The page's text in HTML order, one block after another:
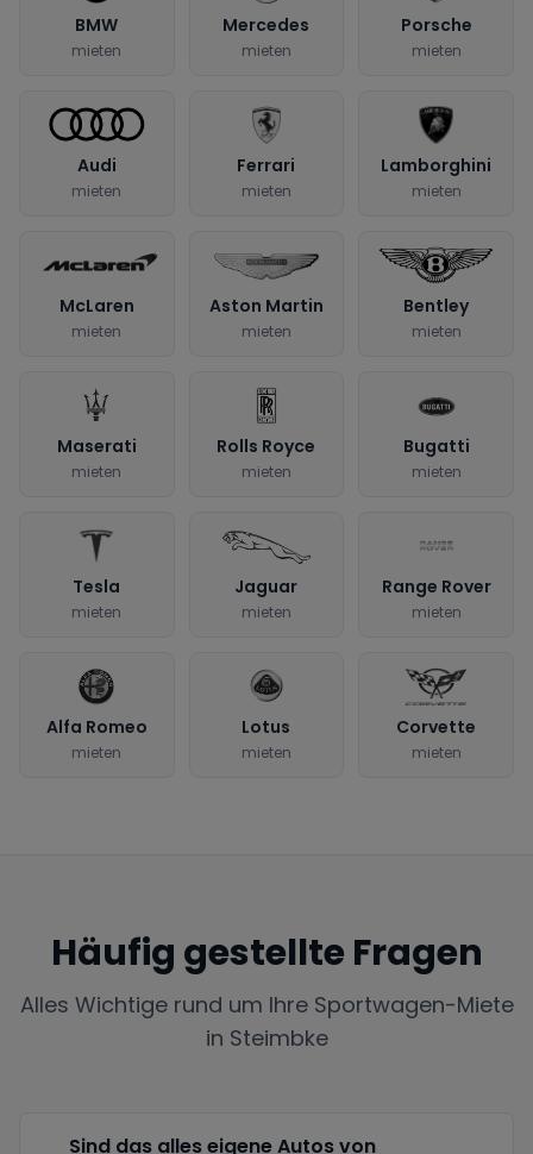
BMW
mieten
Mercedes
mieten
Porsche
mieten
Audi
mieten
Ferrari
mieten
Lamborghini
mieten
McLaren
mieten
Aston Martin
mieten
Bentley
mieten
Maserati
mieten
Rolls Royce
mieten
Bugatti
mieten
Tesla
mieten
Jaguar
mieten
Range Rover
mieten
Alfa Romeo
mieten
Lotus
mieten
Corvette
mieten
Häufig gestellte Fragen
Alles Wichtige rund um Ihre Sportwagen-Miete
in Steimbke
Sind das alles eigene Autos von